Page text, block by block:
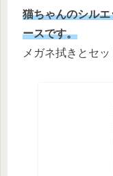
猫ちゃんのシル
ースです。
メガネ拭きとセ